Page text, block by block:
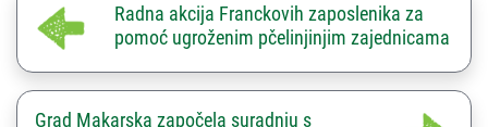
Radna akcija Franckovih zaposlenika za
pomoć ugroženim pčelinjinjim zajednicama
Grad Makarska započela suradnju s